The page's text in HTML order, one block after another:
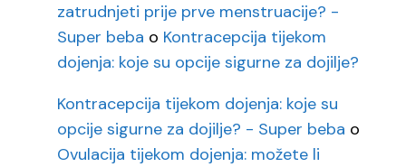
zatrudnjeti prije prve menstruacije? -
Super beba o Kontracepcija tijekom
dojenja: koje su opcije sigurne za dojilje?
Kontracepcija tijekom dojenja: koje su
opcije sigurne za dojilje? - Super beba o
Ovulacija tijekom dojenja: možete li